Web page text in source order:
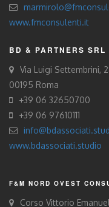
www.fmconsulenti.it
BD & PARTNERS SRL
Via Luigi Settembrini,
00195 Roma
+39 06 32650700
+39 06 97610111
www.bdassociati.studio
F&M NORD OVEST
Corso Vittorio